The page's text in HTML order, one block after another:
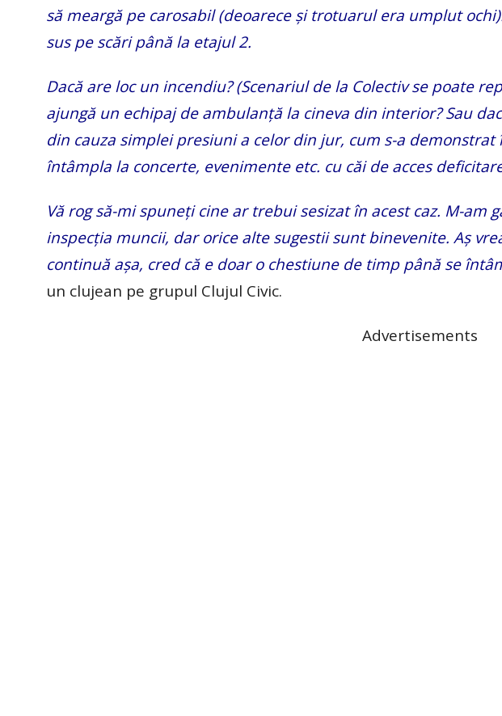
să meargă pe carosabil (deoarece și trotuarul era umplut
sus pe scări până la etajul 2.
Dacă are loc un incendiu? (Scenariul de la Colectiv se poate
ajungă un echipaj de ambulanță la cineva din interior? Sau
din cauza simplei presiuni a celor din jur, cum s-a
întâmpla la concerte, evenimente etc. cu căi de acces
Vă rog să-mi spuneți cine ar trebui sesizat în acest caz. M-am
inspecția muncii, dar orice alte sugestii sunt binevenite. Aș
continuă așa, cred că e doar o chestiune de timp până se
un clujean pe grupul Clujul Civic.
Advertisements